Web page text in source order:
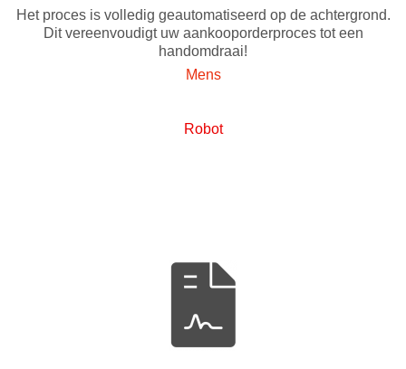
Het proces is volledig geautomatiseerd op de achtergrond.
Dit vereenvoudigt uw aankooporderproces tot een
handomdraai!
Mens
Robot